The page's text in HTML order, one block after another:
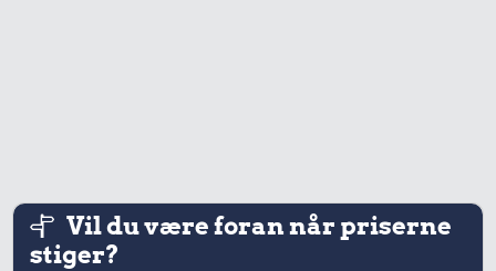
Vil du være foran når priserne
stiger?